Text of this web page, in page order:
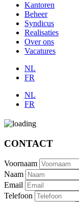
Kantoren
Beheer
Syndicus
Realisaties
Over ons
Vacatures
NL
FR
NL
FR
CONTACT
Voornaam
Naam
Email
Telefoon